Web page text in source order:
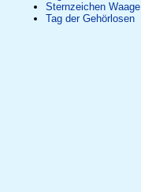
Sternzeichen Waage
Tag der Gehörlosen